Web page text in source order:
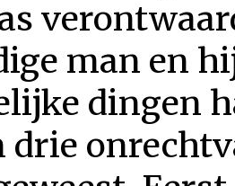
man en
dingen
drie